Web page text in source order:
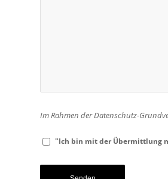
Im Rahmen der Datenschutz-
"Ich bin mit der Übermittlung